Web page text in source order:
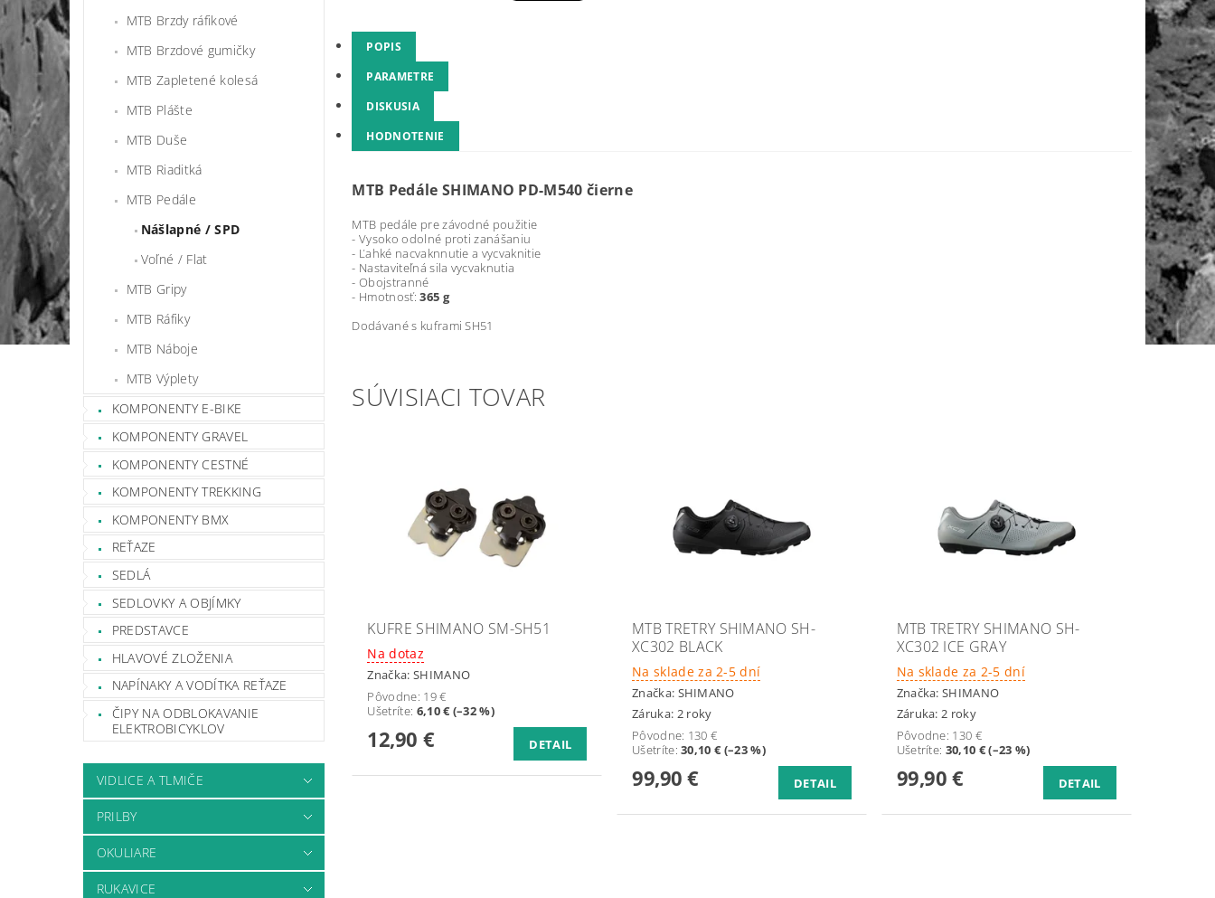
MTB Brzdy ráfikové
MTB Brzdové gumičky
MTB Zapletené kolesá
MTB Plášte
MTB Duše
MTB Riaditká
MTB Pedále
Nášlapné / SPD
Voľné / Flat
MTB Gripy
MTB Ráfiky
MTB Náboje
MTB Výplety
KOMPONENTY E-BIKE
KOMPONENTY GRAVEL
KOMPONENTY CESTNÉ
KOMPONENTY TREKKING
KOMPONENTY BMX
REŤAZE
SEDLÁ
SEDLOVKY A OBJÍMKY
PREDSTAVCE
HLAVOVÉ ZLOŽENIA
NAPÍNAKY A VODÍTKA REŤAZE
ČIPY NA ODBLOKAVANIE
ELEKTROBICYKLOV
VIDLICE A TLMIČE
PRILBY
OKULIARE
RUKAVICE
POPIS
PARAMETRE
DISKUSIA
HODNOTENIE
MTB Pedále SHIMANO PD-M540 čierne
MTB pedále pre závodné použitie
- Vysoko odolné proti zanášaniu
- Ľahké nacvaknnutie a vycvaknitie
- Nastaviteľná sila vycvaknutia
- Obojstranné
- Hmotnosť: 365 g
Dodávané s kuframi SH51
SÚVISIACI TOVAR
KUFRE SHIMANO SM-SH51
Na dotaz
Značka: SHIMANO
Pôvodne: 19 €
Ušetríte: 6,10 € (–32 %)
12,90 € DETAIL
MTB TRETRY SHIMANO SH-
XC302 BLACK
Na sklade za 2-5 dní
Značka: SHIMANO
Záruka: 2 roky
Pôvodne: 130 €
Ušetríte:30,10 € (–23 %)
99,90 € DETAIL
MTB TRETRY SHIMANO SH-
XC302 ICE GRAY
Na sklade za 2-5 dní
Značka:SHIMANO
Záruka: 2 roky
Pôvodne: 130 €
Ušetríte: 30,10 € (–23 %)
99,90 € DETAIL